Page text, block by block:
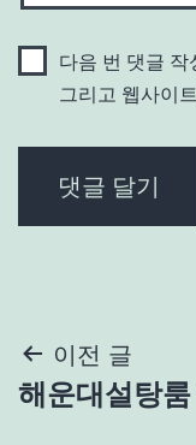
다음 번 댓글 작
그리고 웹사이
글
탐
이전 글
해운대설탕